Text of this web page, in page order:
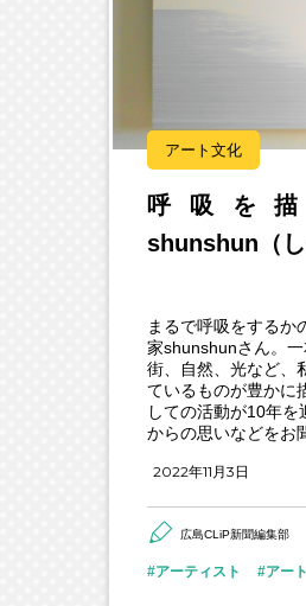
アート文化
呼吸を
shunshun（し
まるで呼吸をするか
家shunshunさん。
街、自然、光など、
ているものが豊かに
しての活動が10年
からの思いなどをお
2022年11月3日
広島CLiP新聞編集部
アーティスト アート